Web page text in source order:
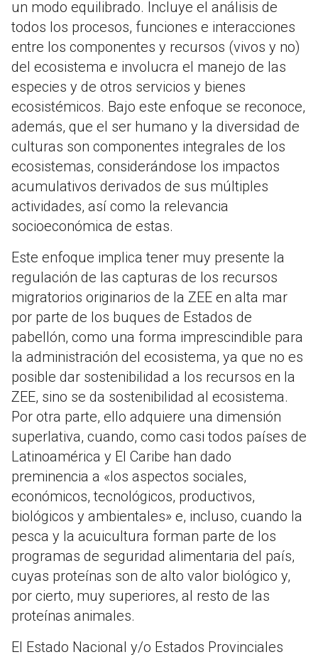
un modo equilibrado. Incluye el análisis de
todos los procesos, funciones e interacciones
entre los componentes y recursos (vivos y no)
del ecosistema e involucra el manejo de las
especies y de otros servicios y bienes
ecosistémicos. Bajo este enfoque se reconoce,
además, que el ser humano y la diversidad de
culturas son componentes integrales de los
ecosistemas, considerándose los impactos
acumulativos derivados de sus múltiples
actividades, así como la relevancia
socioeconómica de estas.
Este enfoque implica tener muy presente la
regulación de las capturas de los recursos
migratorios originarios de la ZEE en alta mar
por parte de los buques de Estados de
pabellón, como una forma imprescindible para
la administración del ecosistema, ya que no es
posible dar sostenibilidad a los recursos en la
ZEE, sino se da sostenibilidad al ecosistema.
Por otra parte, ello adquiere una dimensión
superlativa, cuando, como casi todos países de
Latinoamérica y El Caribe han dado
preminencia a «los aspectos sociales,
económicos, tecnológicos, productivos,
biológicos y ambientales» e, incluso, cuando la
pesca y la acuicultura forman parte de los
programas de seguridad alimentaria del país,
cuyas proteínas son de alto valor biológico y,
por cierto, muy superiores, al resto de las
proteínas animales.
El Estado Nacional y/o Estados Provinciales